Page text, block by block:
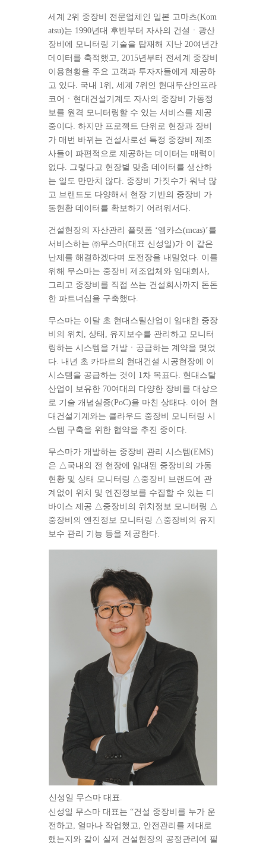
세계 2위 중장비 전문업체인 일본 고마츠(Kom
atsu)는 1990년대 후반부터 자사의 건설ㆍ광산
장비에 모니터링 기술을 탑재해 지난 20여년간
데이터를 축적했고, 2015년부터 전세계 중장비
이용현황을 주요 고객과 투자자들에게 제공하
고 있다. 국내 1위, 세계 7위인 현대두산인프라
코어ㆍ현대건설기계도 자사의 중장비 가동정
보를 원격 모니터링할 수 있는 서비스를 제공
중이다. 하지만 프로젝트 단위로 현장과 장비
가 매번 바뀌는 건설사로선 특정 중장비 제조
사들이 파편적으로 제공하는 데이터는 매력이
없다. 그렇다고 현장별 맞춤 데이터를 생산하
는 일도 만만치 않다. 중장비 가짓수가 워낙 많
고 브랜드도 다양해서 현장 기반의 중장비 가
동현황 데이터를 확보하기 어려워서다.
건설현장의 자산관리 플랫폼 ‘엠카스(mcas)’를
서비스하는 ㈜무스마(대표 신성일)가 이 같은
난제를 해결하겠다며 도전장을 내밀었다. 이를
위해 무스마는 중장비 제조업체와 임대회사,
그리고 중장비를 직접 쓰는 건설회사까지 돈돈
한 파트너십을 구축했다.
무스마는 이달 초 현대스틸산업이 임대한 중장
비의 위치, 상태, 유지보수를 관리하고 모니터
링하는 시스템을 개발ㆍ공급하는 계약을 맺었
다. 내년 초 카타르의 현대건설 시공현장에 이
시스템을 공급하는 것이 1차 목표다. 현대스탈
산업이 보유한 70여대의 다양한 장비를 대상으
로 기술 개념실증(PoC)을 마친 상태다. 이어 현
대건설기계와는 클라우드 중장비 모니터링 시
스템 구축을 위한 협약을 추진 중이다.
무스마가 개발하는 중장비 관리 시스템(EMS)
은 △국내외 전 현장에 임대된 중장비의 가동
현황 및 상태 모니터링 △중장비 브랜드에 관
계없이 위치 및 엔진정보를 수집할 수 있는 디
바이스 제공 △중장비의 위치정보 모니터링 △
중장비의 엔진정보 모니터링 △중장비의 유지
보수 관리 기능 등을 제공한다.
신성일 무스마 대표.
신성일 무스마 대표는 “건설 중장비를 누가 운
전하고, 얼마나 작업했고, 안전관리를 제대로
했는지와 같이 실제 건설현장의 공정관리에 필